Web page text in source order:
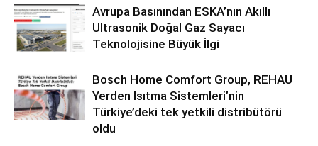
Avrupa Basınından ESKA’nın Akıllı
Ultrasonik Doğal Gaz Sayacı
Teknolojisine Büyük İlgi
Bosch Home Comfort Group, REHAU
Yerden Isıtma Sistemleri’nin
Türkiye’deki tek yetkili distribütörü
oldu